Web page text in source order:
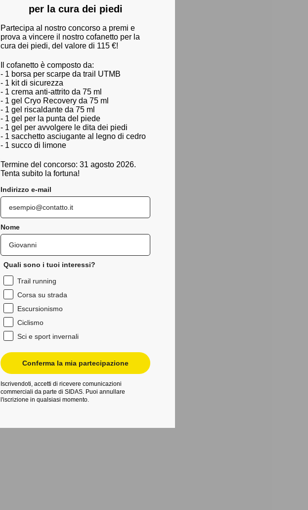
per la cura dei piedi
Partecipa al nostro concorso a premi e
prova a vincere il nostro cofanetto per la
cura dei piedi, del valore di 115 €!
Il cofanetto è composto da:
- 1 borsa per scarpe da trail UTMB
- 1 kit di sicurezza
- 1 crema anti-attrito da 75 ml
- 1 gel Cryo Recovery da 75 ml
- 1 gel riscaldante da 75 ml
- 1 gel per la punta del piede
- 1 gel per avvolgere le dita dei piedi
- 1 sacchetto asciugante al legno di cedro
- 1 succo di limone
Termine del concorso: 31 agosto 2026.
Tenta subito la fortuna!
Indirizzo e-mail
Nome
Quali sono i tuoi interessi?
Trail running
Corsa su strada
Escursionismo
Ciclismo
Sci e sport invernali
Conferma la mia partecipazione
Iscrivendoti, accetti di ricevere comunicazioni
commerciali da parte di SIDAS. Puoi annullare
l'iscrizione in qualsiasi momento.